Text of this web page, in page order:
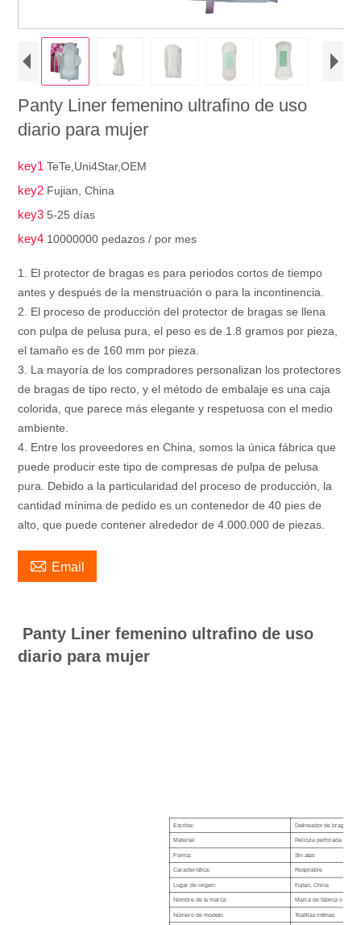
Panty Liner femenino ultrafino de uso
diario para mujer
key1TeTe,Uni4Star,OEM
key2 Fujian, China
key35-25 días
key4 10000000 pedazos / por mes
1. El protector de bragas es para periodos cortos de tiempo
antes y después de la menstruación o para la incontinencia.
2. El proceso de producción del protector de bragas se llena
con pulpa de pelusa pura, el peso es de 1.8 gramos por pieza,
el tamaño es de 160 mm por pieza.
3. La mayoría de los compradores personalizan los protectores
de bragas de tipo recto, y el método de embalaje es una caja
colorida, que parece más elegante y respetuosa con el medio
ambiente.
4. Entre los proveedores en China, somos la única fábrica que
puede producir este tipo de compresas de pulpa de pelusa
pura. Debido a la particularidad del proceso de producción, la
cantidad mínima de pedido es un contenedor de 40 pies de
alto, que puede contener alrededor de 4.000.000 de piezas.
 Email
Panty Liner femenino ultrafino de uso
diario para mujer
Escribe: Delineador de bragas
Material: Película perforada o
Forma: Sin alas
Característica: Respirable
Lugar de origen: Fujian, China
Nombre de la marca: Marca de fábrica o
Número de modelo: Toallitas intimas